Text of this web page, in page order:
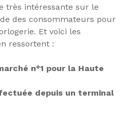
très intéressante sur le
des consommateurs pour
Et voici les
ressortent :
n°1 pour la Haute
depuis un terminal